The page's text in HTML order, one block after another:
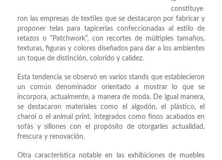
constituye
ron las empresas de textiles que se destacaron por fabricar y
proponer telas para tapicerías confeccionadas al estilo de
retazos o “Patchwork”, con recortes de múltiples tamaños,
texturas, figuras y colores diseñados para dar a los ambientes
un toque de distinción, colorido y calidez.
Esta tendencia se observó en varios stands que establecieron
un común denominador orientado a mostrar lo que se
incorpora, actualmente, a manera de moda. De igual manera,
se destacaron materiales como el algodón, el plástico, el
charol o el animal print, integrados como finos acabados en
sofás y sillones con el propósito de otorgarles actualidad,
frescura y renovación.
Otra característica notable en las exhibiciones de muebles